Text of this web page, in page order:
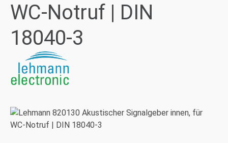
WC-Notruf | DIN
18040-3
Bildergalerie überspringen